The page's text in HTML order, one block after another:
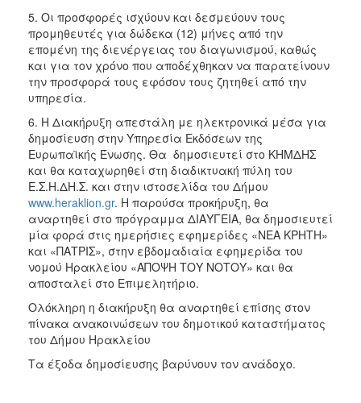
5. Οι προσφορές ισχύουν και δεσμεύουν τους
προμηθευτές για δώδεκα (12) μήνες από την
επομένη της διενέργειας του διαγωνισμού, καθώς
και για τον χρόνο που αποδέχθηκαν να παρατείνουν
την προσφορά τους εφόσον τους ζητηθεί από την
υπηρεσία.
6. Η Διακήρυξη απεστάλη με ηλεκτρονικά μέσα για
δημοσίευση στην Υπηρεσία Εκδόσεων της
Ευρωπαϊκής Ένωσης. Θα δημοσιευτεί στο ΚΗΜΔΗΣ
και θα καταχωρηθεί στη διαδικτυακή πύλη του
Ε.Σ.Η.ΔΗ.Σ. και στην ιστοσελίδα του Δήμου
www.heraklion.gr. Η παρούσα προκήρυξη, θα
αναρτηθεί στο πρόγραμμα ΔΙΑΥΓΕΙΑ, θα δημοσιευτεί
μία φορά στις ημερήσιες εφημερίδες «ΝΕΑ ΚΡΗΤΗ»
και «ΠΑΤΡΙΣ», στην εβδομαδιαία εφημερίδα του
νομού Ηρακλείου «ΑΠΟΨΗ ΤΟΥ ΝΟΤΟΥ» και θα
αποσταλεί στο Επιμελητήριο.
Ολόκληρη η διακήρυξη θα αναρτηθεί επίσης στον
πίνακα ανακοινώσεων του δημοτικού καταστήματος
του Δήμου Ηρακλείου
Τα έξοδα δημοσίευσης βαρύνουν τον ανάδοχο.